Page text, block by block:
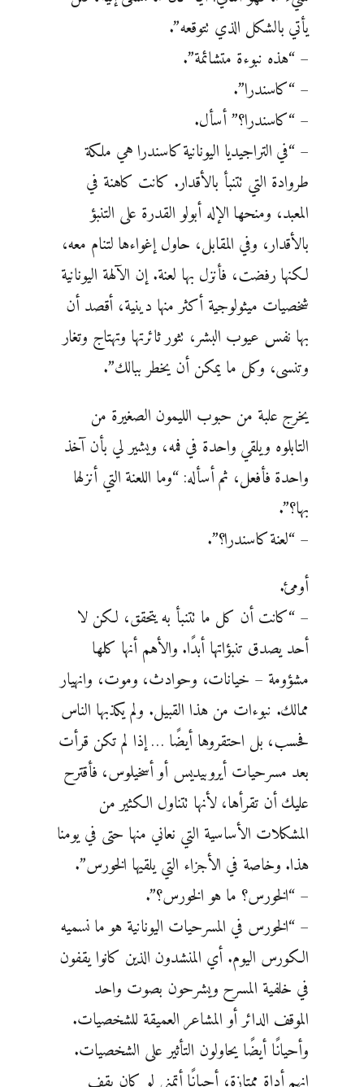
يأتي بالشكل الذي تتوقعه”.
– “هذه نبوءة متشائمة”.
– “كاسندرا”.
– “كاسندرا؟” أسأل.
– “في التراجيديا اليونانية كاسندرا هي ملكة
طروادة التي تتنبأ بالأقدار. كانت كاهنة في
المعبد، ومنحها الإله أبولو القدرة على التنبؤ
بالأقدار، وفي المقابل، حاول إغواءها لتنام معه،
لكنها رفضت، فأنزل بها لعنة. إن الآلهة اليونانية
شخصيات ميثولوجية أكثر منها دينية، أقصد أن
بها نفس عيوب البشر، تثور ثائرتها وتهتاج وتغار
وتنسى، وكل ما يمكن أن يخطر ببالك”.
يخرج علبة من حبوب الليمون الصغيرة من
التابلوه ويلقي واحدة في فمه، ويشير لي بأن آخذ
واحدة فأفعل، ثم أسأله: “وما اللعنة التي أنزلها
بها؟”.
– “لعنة كاسندرا؟”.
أومئ.
– “كانت أن كل ما تتنبأ به يتحقق، لكن لا
أحد يصدق تنبؤاتها أبدًا. والأهم أنها كلها
مشؤومة – خيانات، وحوادث، وموت، وانهيار
ممالك. نبوءات من هذا القبيل. ولم يكذبها الناس
فحسب، بل احتقروها أيضًا … إذا لم تكن قرأت
بعد مسرحيات أيروبيديس أو أسخيلوس، فأقترح
عليك أن تقرأها، لأنها تتناول الكثير من
المشكلات الأساسية التي نعاني منها حتى في يومنا
هذا. وخاصة في الأجزاء التي يلقيها الخورس”.
– “الخورس؟ ما هو الخورس؟”.
– “الخورس في المسرحيات اليونانية هو ما نسميه
الكورس اليوم. أي المنشدون الذين كانوا يقفون
في خلفية المسرح ويشرحون بصوت واحد
الموقف الدائر أو المشاعر العميقة للشخصيات.
وأحيانًا أيضًا يحاولون التأثير على الشخصيات.